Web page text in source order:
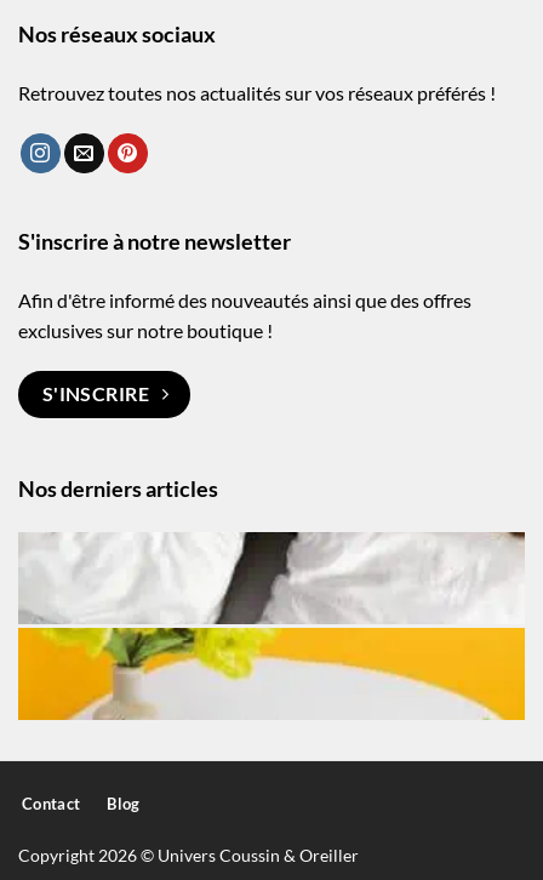
Nos réseaux sociaux
Retrouvez toutes nos actualités sur vos réseaux préférés !
Nos derniers articles
S'inscrire à notre newsletter
Afin d'être informé des nouveautés ainsi que des offres
exclusives sur notre boutique !
S'INSCRIRE
Contact Blog
Copyright 2026 © Univers Coussin & Oreiller